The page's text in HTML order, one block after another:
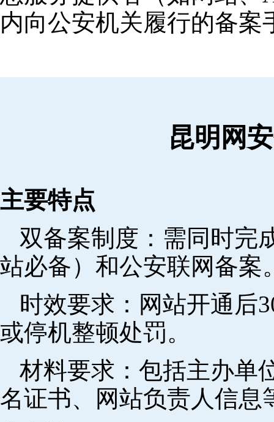
内向公安机关履行的备案
昆明网
主要特点
双备案制度：需同时完
站必备）和公安联网备案
时效要求：网站开通后
或停机整顿处罚。
材料要求：包括主办单
名证书、网站负责人信息